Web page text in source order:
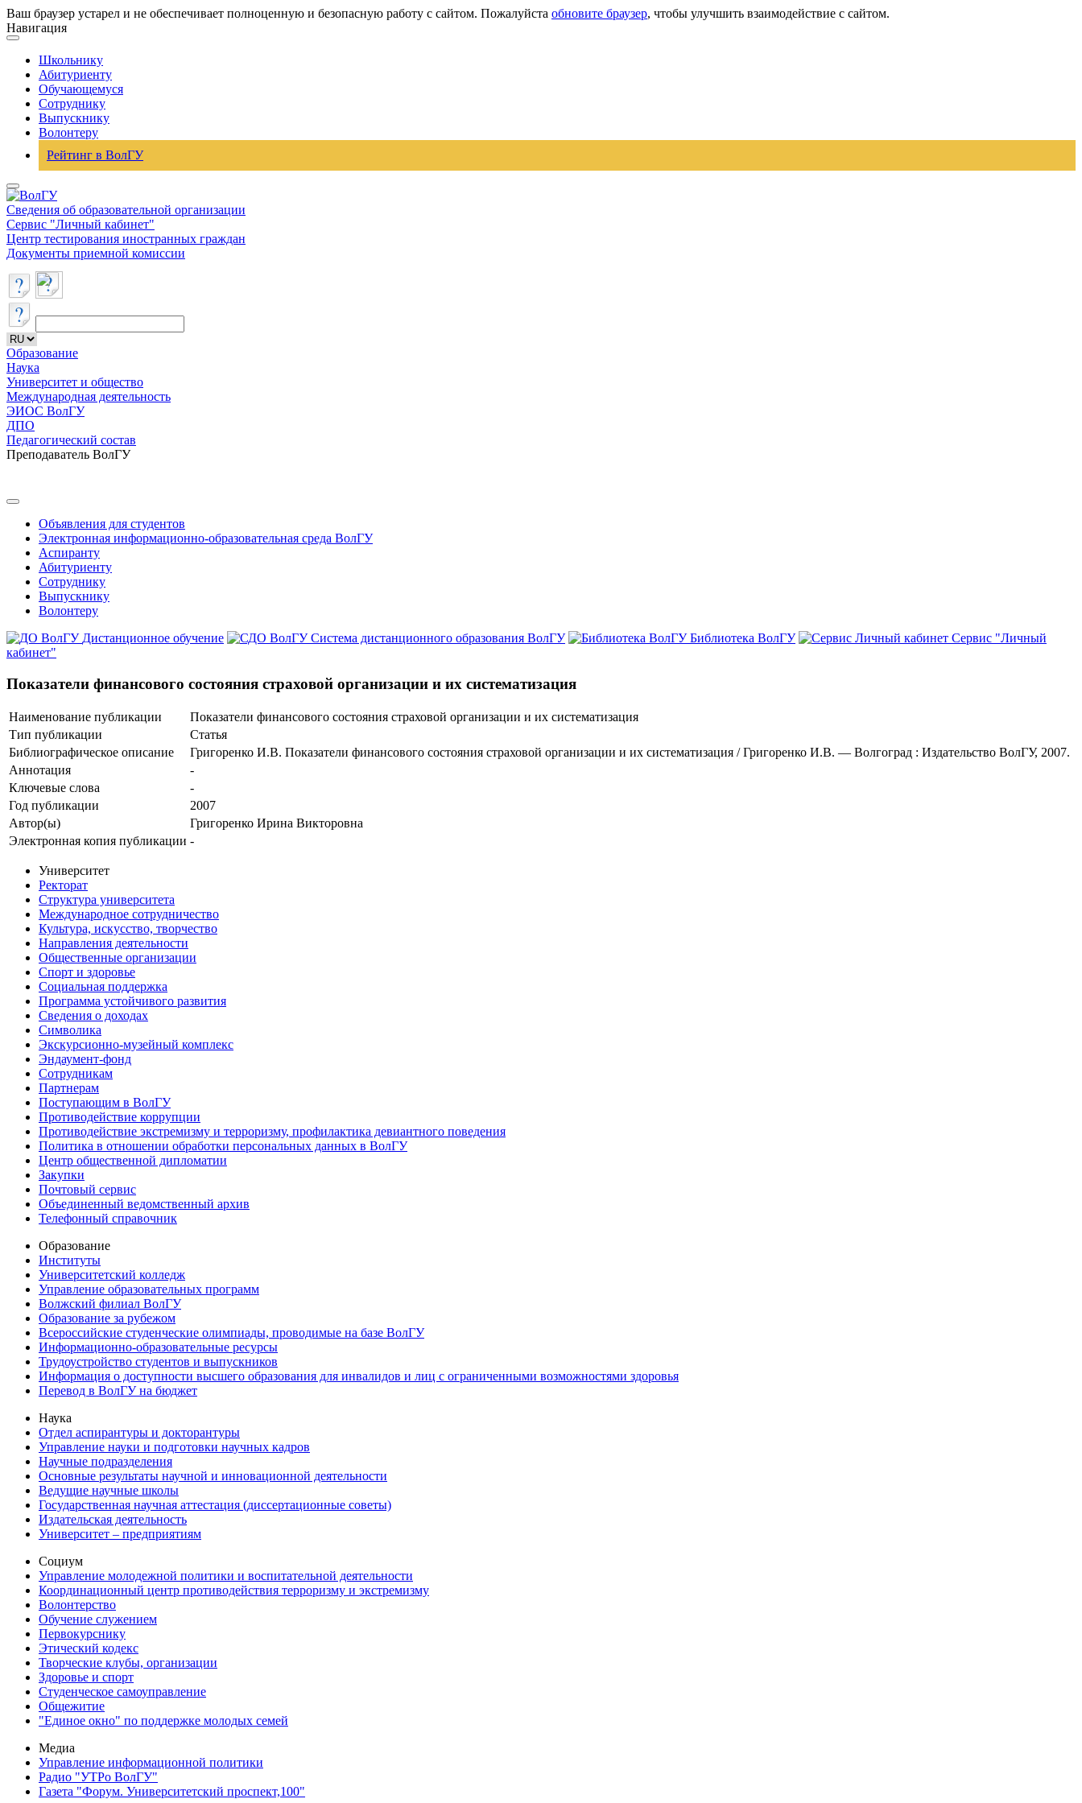
Ваш браузер устарел и не обеспечивает полноценную и безопасную работу с сайтом. Пожалуйста обновите браузер, чтобы улучшить взаимодействие с сайтом.
Навигация
Школьнику
Абитуриенту
Обучающемуся
Сотруднику
Выпускнику
Волонтеру
Рейтинг в ВолГУ
Сведения об образовательной организации
Сервис "Личный кабинет"
Центр тестирования иностранных граждан
Документы приемной комиссии
Образование
Наука
Университет и общество
Международная деятельность
ЭИОС ВолГУ
ДПО
Педагогический состав
Преподаватель ВолГУ
Объявления для студентов
Электронная информационно-образовательная среда ВолГУ
Аспиранту
Абитуриенту
Сотруднику
Выпускнику
Волонтеру
Дистанционное обучение
Система дистанционного образования ВолГУ Библиотека ВолГУ
Сервис "Личный
кабинет"
Показатели финансового состояния страховой организации и их систематизация
Наименование публикации
Показатели финансового состояния страховой организации и их систематизация
Тип публикации
Статья
Библиографическое описание
Григоренко И.В. Показатели финансового состояния страховой организации и их систематизация / Григоренко И.В. — Волгоград : Издательство ВолГУ, 2007.
Аннотация
-
Ключевые cлова
-
Год публикации
2007
Автор(ы)
Григоренко Ирина Викторовна
Электронная копия публикации -
Университет
Ректорат
Структура университета
Международное сотрудничество
Культура, искусство, творчество
Направления деятельности
Общественные организации
Спорт и здоровье
Социальная поддержка
Программа устойчивого развития
Сведения о доходах
Символика
Экскурсионно-музейный комплекс
Эндаумент-фонд
Сотрудникам
Партнерам
Поступающим в ВолГУ
Противодействие коррупции
Противодействие экстремизму и терроризму, профилактика девиантного поведения
Политика в отношении обработки персональных данных в ВолГУ
Центр общественной дипломатии
Закупки
Почтовый сервис
Объединенный ведомственный архив
Телефонный справочник
Образование
Институты
Университетский колледж
Управление образовательных программ
Волжский филиал ВолГУ
Образование за рубежом
Всероссийские студенческие олимпиады, проводимые на базе ВолГУ
Информационно-образовательные ресурсы
Трудоустройство студентов и выпускников
Информация о доступности высшего образования для инвалидов и лиц с ограниченными возможностями здоровья
Перевод в ВолГУ на бюджет
Наука
Отдел аспирантуры и докторантуры
Управление науки и подготовки научных кадров
Научные подразделения
Основные результаты научной и инновационной деятельности
Ведущие научные школы
Государственная научная аттестация (диссертационные советы)
Издательская деятельность
Университет – предприятиям
Социум
Управление молодежной политики и воспитательной деятельности
Координационный центр противодействия терроризму и экстремизму
Волонтерство
Обучение служением
Первокурснику
Этический кодекс
Творческие клубы, организации
Здоровье и спорт
Студенческое самоуправление
Общежитие
"Единое окно" по поддержке молодых семей
Медиа
Управление информационной политики
Радио "УТРо ВолГУ"
Газета "Форум. Университетский проспект,100"